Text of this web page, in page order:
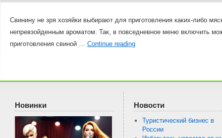
Свинину не зря хозяйки выбирают для приготовления каких-либо
непревзойденным ароматом. Так, в повседневное меню включить
приготовления свиной … Continue reading
Новинки Новости
Туристический бизнес в
России